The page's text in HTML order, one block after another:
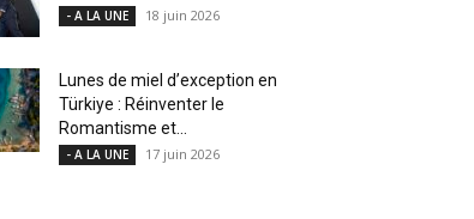
- A LA UNE 18 juin 2026
Lunes de miel d’exception en
Türkiye : Réinventer le
Romantisme et...
- A LA UNE 17 juin 2026